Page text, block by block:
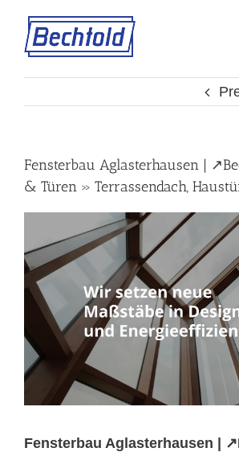
content
Fensterbau Aglasterhausen |
& Türen » Terrassendach,
Fensterbau Aglasterhausen |